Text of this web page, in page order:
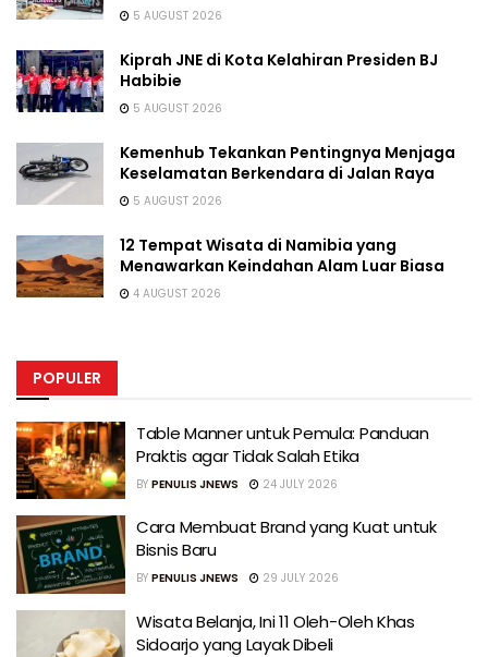
5 AUGUST 2026
Kiprah JNE di Kota Kelahiran Presiden BJ
Habibie
5 AUGUST 2026
Kemenhub Tekankan Pentingnya Menjaga
Keselamatan Berkendara di Jalan Raya
5 AUGUST 2026
12 Tempat Wisata di Namibia yang
Menawarkan Keindahan Alam Luar Biasa
4 AUGUST 2026
POPULER
Table Manner untuk Pemula: Panduan
Praktis agar Tidak Salah Etika
BY PENULIS JNEWS 24 JULY 2026
Cara Membuat Brand yang Kuat untuk
Bisnis Baru
BY PENULIS JNEWS 29 JULY 2026
Wisata Belanja, Ini 11 Oleh-Oleh Khas
Sidoarjo yang Layak Dibeli